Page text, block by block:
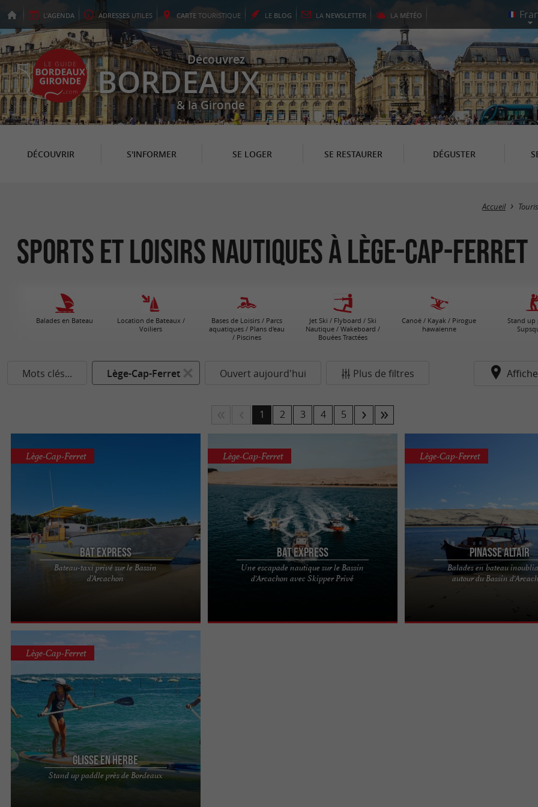
L'AGENDA ADRESSES UTILES CARTE TOURISTIQUE LE BLOG LA NEWSLETTER LA MÉTÉO
Découvrez
BORDEAUX
& la Gironde
DÉCOUVRIR S'INFORMER SE LOGER SE RESTAURER DÉGUSTER
Accueil
Sports et loisirs nautiques à Lège-Cap-Ferret
Balades en Bateau
Location de Bateaux /
Voiliers
Bases de Loisirs / Parcs
aquatiques / Plans d'eau
/ Piscines
Jet Ski / Flyboard / Ski
Nautique / Wakeboard /
Bouées Tractées
Canoë / Kayak / Pirogue
hawaïenne
Stand up
Mots clés... Lège-Cap-Ferret Ouvert aujourd'hui Plus de filtres
1 2 3 4 5
Bat Express
Bateau-taxi privé sur le Bassin
d’Arcachon
Lège-Cap-Ferret
Le Bassin d’Arcachon vous appartient, de jour
comme de nuit. Oubliez la route, choisissez
Bat Express
Une escapade nautique sur le Bassin
d'Arcachon avec Skipper Privé
Lège-Cap-Ferret
Et si le Bassin d’Arcachon vous appartenait le
temps d’une escapade nautique ? Vivez
Pinasse Altaïr
Balades en bateau
autour du Bassin
Lège-Cap-Ferret
Pinasse Altaïr : explorez le Bassin
Pinasse Altaïr est amarrée au cœur
Glisse en Herbe
Stand up paddle près de Bordeaux
Lège-Cap-Ferret
Glisse en Herbe, au Village de l'Herbe Le village
de l'Herbe, joyau entre la Chapelle éponyme et la